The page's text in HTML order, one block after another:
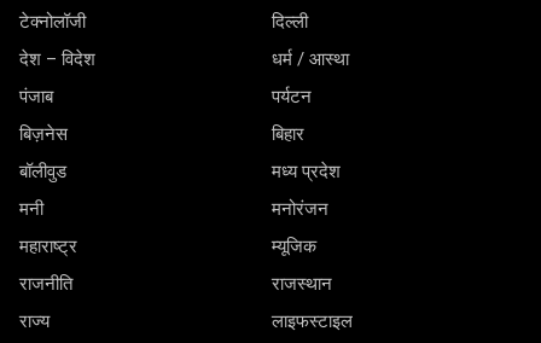
टेक्नोलॉजी
दिल्ली
देश – विदेश
धर्म / आस्था
पंजाब
पर्यटन
बिज़नेस
बिहार
बॉलीवुड
मध्य प्रदेश
मनी
मनोरंजन
महाराष्ट्र
म्यूजिक
राजनीति
राजस्थान
राज्य
लाइफस्टाइल